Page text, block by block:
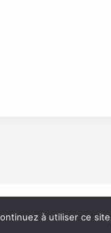
à utiliser ce